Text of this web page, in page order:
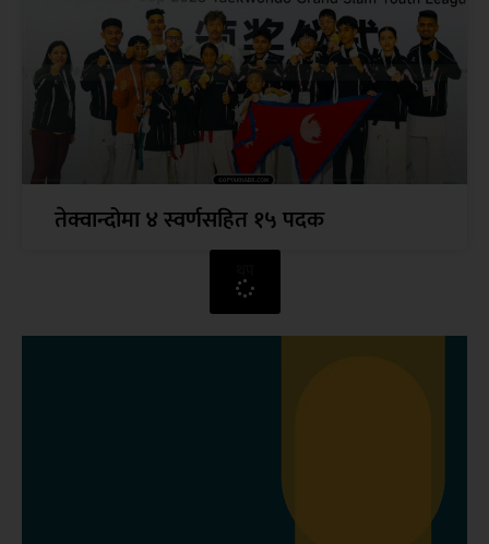
तेक्वान्दोमा ४ स्वर्णसहित १५ पदक